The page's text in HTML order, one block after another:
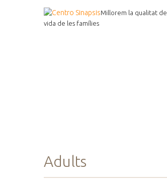
Millorem la qualitat de
vida de les famílies
Adults